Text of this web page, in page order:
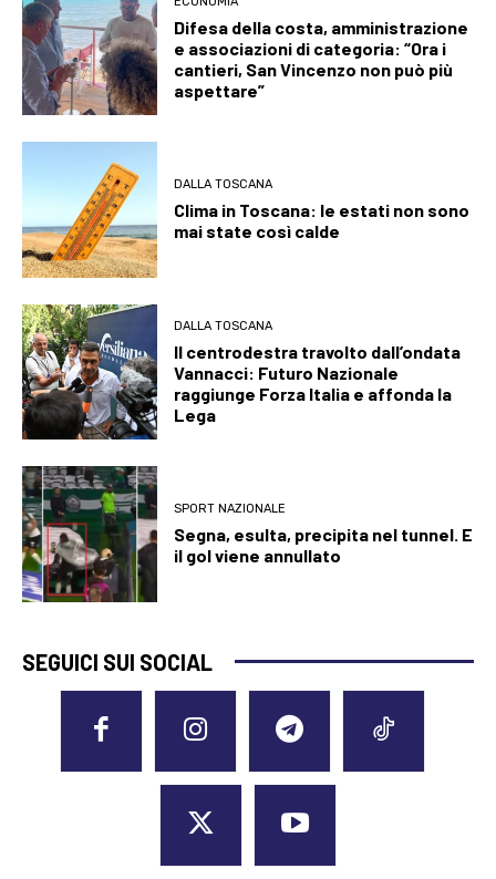
Difesa della costa, amministrazione
e associazioni di categoria: “Ora i
cantieri, San Vincenzo non può più
aspettare”
DALLA TOSCANA
Clima in Toscana: le estati non sono
mai state così calde
DALLA TOSCANA
Il centrodestra travolto dall’ondata
Vannacci: Futuro Nazionale
raggiunge Forza Italia e affonda la
Lega
SPORT NAZIONALE
Segna, esulta, precipita nel tunnel. E
il gol viene annullato
SEGUICI SUI SOCIAL